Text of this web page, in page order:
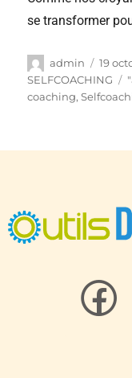
se transformer
admin 19
SELFCOACHING
coaching,